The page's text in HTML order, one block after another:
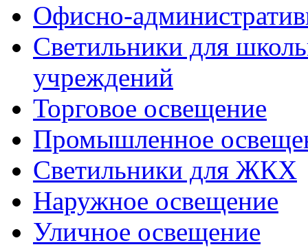
Офисно-
Светильники для
учреждений
Торговое освещение
Промышленное
Светильники для ЖКХ
Наружное освещение
Уличное освещение